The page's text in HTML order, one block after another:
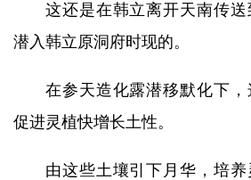
这还是在韩立离开天南传
潜入韩立原洞府时现的。
在参天造化露潜移默化下
促进灵植快增长土性。
由这些土壤引下月华，培